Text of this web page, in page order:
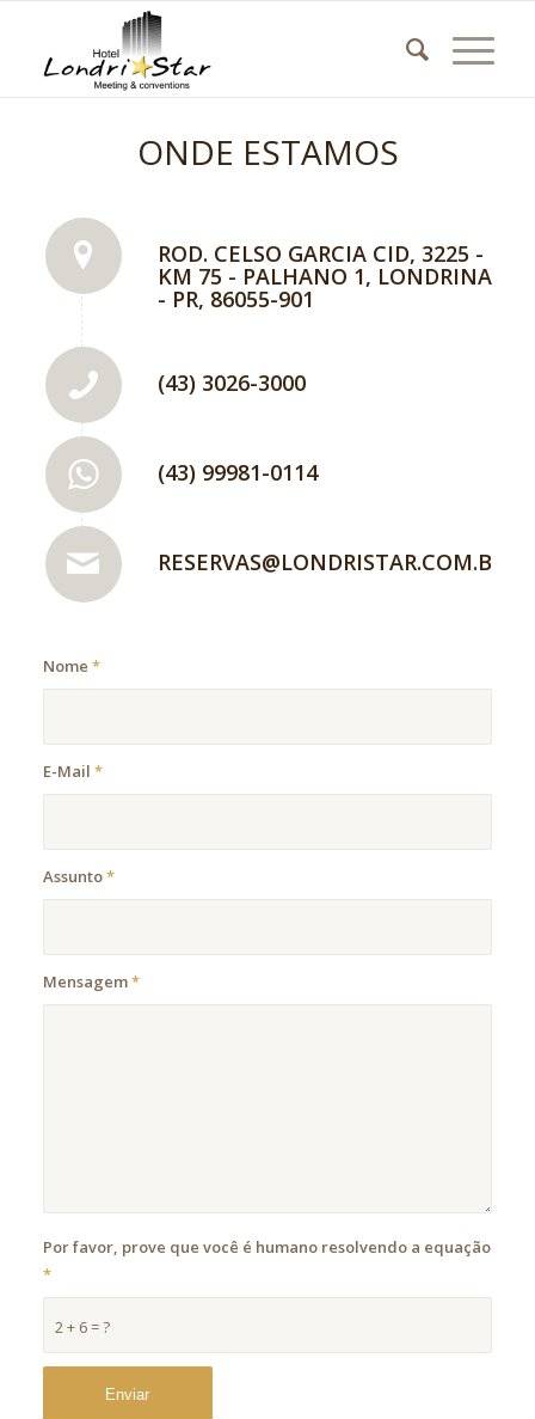
ONDE ESTAMOS
ROD. CELSO GARCIA CID, 3225 -
KM 75 - PALHANO 1, LONDRINA
- PR, 86055-901
(43) 3026-3000
(43) 99981-0114
RESERVAS@LONDRISTAR.COM.BR
Nome *
E-Mail *
Assunto*
Mensagem*
2 + 6 = ?
Por favor, prove que você é humano resolvendo a equação
*